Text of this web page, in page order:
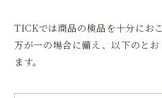
TICKでは商品の検品を十分にお
万が一の場合に備え、以下のと
ます。